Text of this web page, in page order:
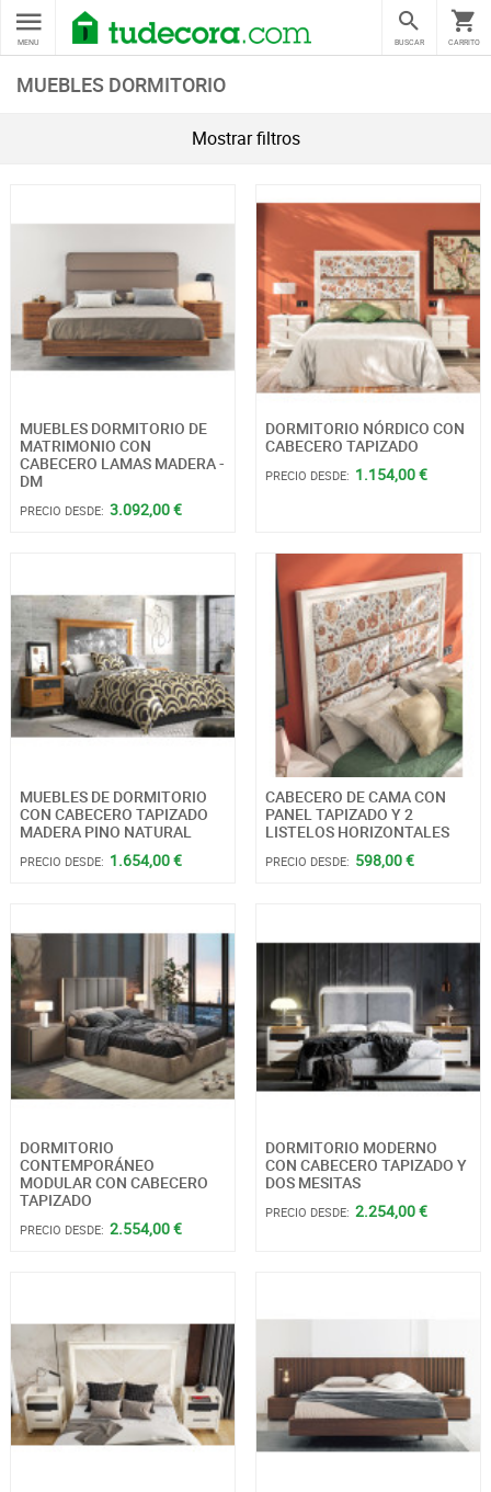
MENU CARRITO
BUSCAR
MUEBLES DORMITORIO
Mostrar filtros
MUEBLES DORMITORIO DE
MATRIMONIO CON
CABECERO LAMAS MADERA -
DM
PRECIO DESDE: 3.092,00 €
DORMITORIO NÓRDICO CON
CABECERO TAPIZADO
PRECIO DESDE: 1.154,00 €
MUEBLES DE DORMITORIO
CON CABECERO TAPIZADO
MADERA PINO NATURAL
PRECIO DESDE: 1.654,00 €
CABECERO DE CAMA CON
PANEL TAPIZADO Y 2
LISTELOS HORIZONTALES
PRECIO DESDE: 598,00 €
DORMITORIO
CONTEMPORÁNEO
MODULAR CON CABECERO
TAPIZADO
PRECIO DESDE: 2.554,00 €
DORMITORIO MODERNO
CON CABECERO TAPIZADO Y
DOS MESITAS
PRECIO DESDE: 2.254,00 €